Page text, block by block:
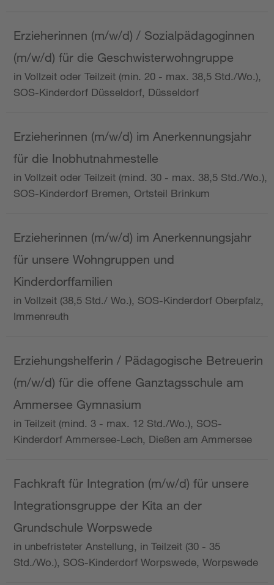
Erzieherinnen (m/w/d) / Sozialpädagoginnen
(m/w/d) für die Geschwisterwohngruppe
in Vollzeit oder Teilzeit (min. 20 - max. 38,5 Std./Wo.),
SOS-Kinderdorf Düsseldorf, Düsseldorf
Erzieherinnen (m/w/d) im Anerkennungsjahr
für die Inobhutnahmestelle
in Vollzeit oder Teilzeit (mind. 30 - max. 38,5 Std./Wo.),
SOS-Kinderdorf Bremen, Ortsteil Brinkum
Erzieherinnen (m/w/d) im Anerkennungsjahr
für unsere Wohngruppen und
Kinderdorffamilien
in Vollzeit (38,5 Std./ Wo.), SOS-Kinderdorf Oberpfalz,
Immenreuth
Erziehungshelferin / Pädagogische Betreuerin
(m/w/d) für die offene Ganztagsschule am
Ammersee Gymnasium
in Teilzeit (mind. 3 - max. 12 Std./Wo.), SOS-
Kinderdorf Ammersee-Lech, Dießen am Ammersee
Fachkraft für Integration (m/w/d) für unsere
Integrationsgruppe der Kita an der
Grundschule Worpswede
in unbefristeter Anstellung, in Teilzeit (30 - 35
Std./Wo.), SOS-Kinderdorf Worpswede, Worpswede